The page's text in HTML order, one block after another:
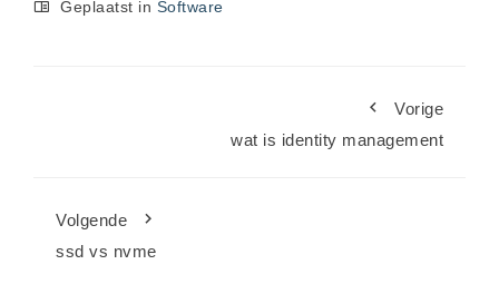
Geplaatst in Software
Vorige
wat is identity management
Volgende
ssd vs nvme